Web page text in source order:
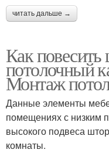
читать дальше →
Как
потолочный
Монтаж
Данные элементы
помещениях с низким
высокого подвеса
комнаты.